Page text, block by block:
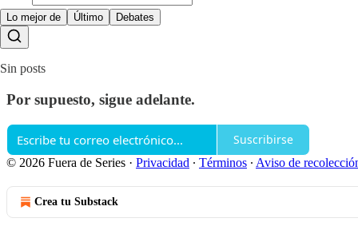
Lo mejor de Último Debates
Sin posts
Por supuesto, sigue adelante.
Suscribirse
© 2026 Fuera de Series · Privacidad ∙ Términos ∙ Aviso de
Crea tu Substack